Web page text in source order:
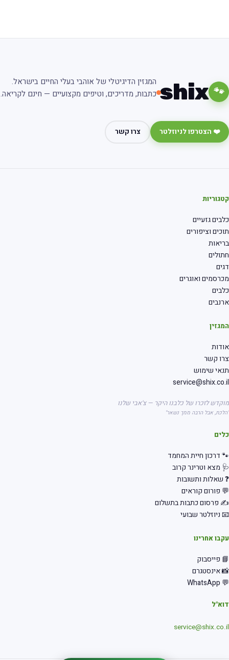
🐾
shix המגזין הדיגיטלי של אוהבי בעלי החיים בישראל.
כתבות, מדריכים, וטיפים מקצועיים — חינם לקריאה.
❤️ הצטרפו לניוזלטר צרו קשר
קטגוריות
כלבים גזעיים
תוכים וציפורים
בריאות
חתולים
דגים
מכרסמים ואוגרים
כלבים
ארנבים
המגזין
אודות
צרו קשר
תנאי שימוש
service@shix.co.il
מוקדש לזכרו של כלבנו היקר — צ'אבי שלנו
"הלכת, אבל הרבה ממך נשאר"
כלים
🐾 דרכון חיית המחמד
🩺 מצא וטרינר קרוב
❓ שאלות ותשובות
💬 פורום קוראים
✍️ פרסום כתבות בתשלום
📧 ניוזלטר שבועי
עקבו אחרינו
📘 פייסבוק
📸 אינסטגרם
💬 WhatsApp
דוא"ל
service@shix.co.il